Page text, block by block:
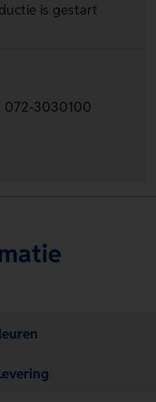
is gestart
072-3030100